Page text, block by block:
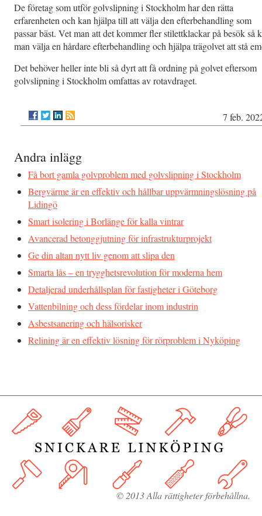
De företag som utför golvslipning i Stockholm har den rätta
erfarenheten och kan hjälpa till att välja den efterbehandling som
passar bäst. Vet man att det kommer fler stilettklackar på besök så
man välja en hårdare efterbehandling och hjälpa trägolvet att stå
Det behöver heller inte bli så dyrt att få ordning på golvet eftersom
golvslipning i Stockholm omfattas av rotavdraget.
7 feb.
Andra inlägg
Få bort gamla golvproblem med golvslipning i Stockholm
Bergvärme är en effektiv och hållbar uppvärmningslösning på
Lidingö
Smart isolering i Borlänge för kalla vintrar
Avancerad betonggjutning för infrastrukturprojekt
Ge din altan nytt liv genom att slipa den
Smarta lås – en trygghetsrevolution för moderna hem
Detaljerad underhållsplan för fastigheter i Göteborg
Vattenbilning och dess fördelar inom industrin
Asbestsanering och hälsorisker
Relining är en effektiv lösning för rörproblem i Nyköping
© 2013 Alla rättigheter förbehållna.